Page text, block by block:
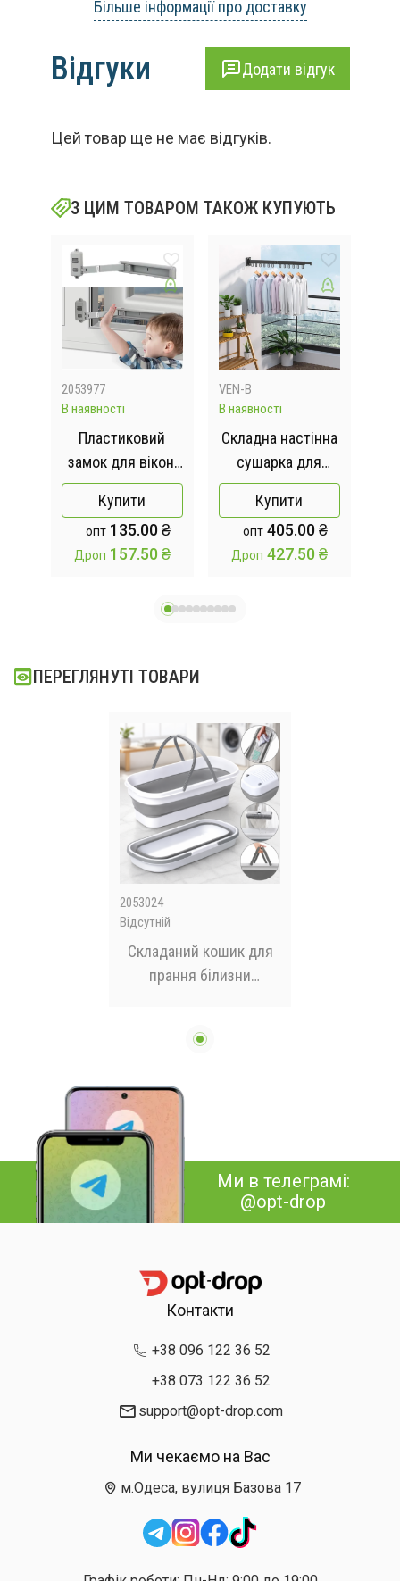
Більше інформації про доставку
Відгуки Додати відгук
Цей товар ще не має відгуків.
З ЦИМ ТОВАРОМ ТАКОЖ КУПУЮТЬ
2053977
В наявності
Пластиковий
замок для вікон,
фіксація, стопор
безпеки для
дітей, AND 1-42
Купити
опт135.00 ₴
Дроп 157.50 ₴
VEN-B
В наявності
Складна настінна
сушарка для
білизни з петлями
91см (24)
Купити
опт405.00 ₴
Дроп 427.50 ₴
ПЕРЕГЛЯНУТІ ТОВАРИ
2053024
Відсутній
Складаний кошик для
прання білизни
що миється LY-630
Ми в телеграмі:
@opt-drop
Контакти
+38 096 122 36 52
+38 073 122 36 52
support@opt-drop.com
Ми чекаємо на Вас
м.Одеса, вулиця Базова 17